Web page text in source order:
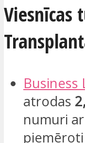
Viesnīcas
Business
atrodas
numuri